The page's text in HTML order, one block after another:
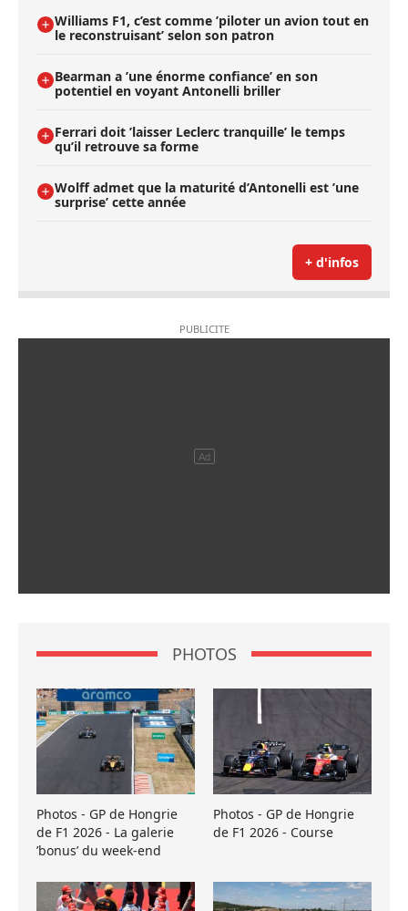
Williams F1, c’est comme ’piloter un avion tout en
le reconstruisant’ selon son patron
Bearman a ’une énorme confiance’ en son
potentiel en voyant Antonelli briller
Ferrari doit ’laisser Leclerc tranquille’ le temps
qu’il retrouve sa forme
Wolff admet que la maturité d’Antonelli est ’une
surprise’ cette année
+ d'infos
PHOTOS
Photos - GP de Hongrie
de F1 2026 - La galerie
’bonus’ du week-end
Photos - GP de Hongrie
de F1 2026 - Course